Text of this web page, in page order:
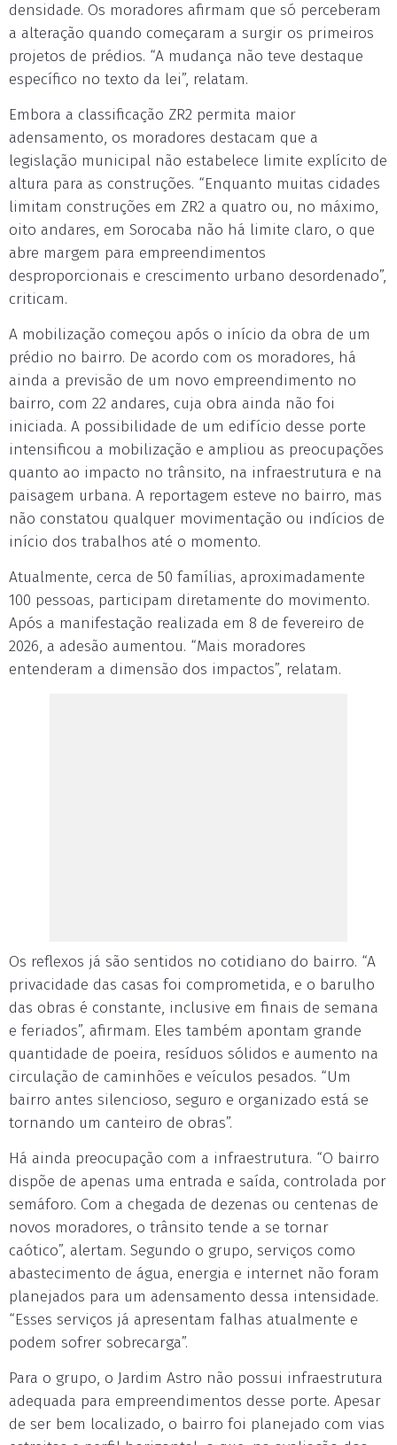
densidade. Os moradores afirmam que só perceberam
a alteração quando começaram a surgir os primeiros
projetos de prédios. “A mudança não teve destaque
específico no texto da lei”, relatam.
Embora a classificação ZR2 permita maior
adensamento, os moradores destacam que a
legislação municipal não estabelece limite explícito de
altura para as construções. “Enquanto muitas cidades
limitam construções em ZR2 a quatro ou, no máximo,
oito andares, em Sorocaba não há limite claro, o que
abre margem para empreendimentos
desproporcionais e crescimento urbano desordenado”,
criticam.
A mobilização começou após o início da obra de um
prédio no bairro. De acordo com os moradores, há
ainda a previsão de um novo empreendimento no
bairro, com 22 andares, cuja obra ainda não foi
iniciada. A possibilidade de um edifício desse porte
intensificou a mobilização e ampliou as preocupações
quanto ao impacto no trânsito, na infraestrutura e na
paisagem urbana. A reportagem esteve no bairro, mas
não constatou qualquer movimentação ou indícios de
início dos trabalhos até o momento.
Atualmente, cerca de 50 famílias, aproximadamente
100 pessoas, participam diretamente do movimento.
Após a manifestação realizada em 8 de fevereiro de
2026, a adesão aumentou. “Mais moradores
entenderam a dimensão dos impactos”, relatam.
Os reflexos já são sentidos no cotidiano do bairro. “A
privacidade das casas foi comprometida, e o barulho
das obras é constante, inclusive em finais de semana
e feriados”, afirmam. Eles também apontam grande
quantidade de poeira, resíduos sólidos e aumento na
circulação de caminhões e veículos pesados. “Um
bairro antes silencioso, seguro e organizado está se
tornando um canteiro de obras”.
Há ainda preocupação com a infraestrutura. “O bairro
dispõe de apenas uma entrada e saída, controlada por
semáforo. Com a chegada de dezenas ou centenas de
novos moradores, o trânsito tende a se tornar
caótico”, alertam. Segundo o grupo, serviços como
abastecimento de água, energia e internet não foram
planejados para um adensamento dessa intensidade.
“Esses serviços já apresentam falhas atualmente e
podem sofrer sobrecarga”.
Para o grupo, o Jardim Astro não possui infraestrutura
adequada para empreendimentos desse porte. Apesar
de ser bem localizado, o bairro foi planejado com vias